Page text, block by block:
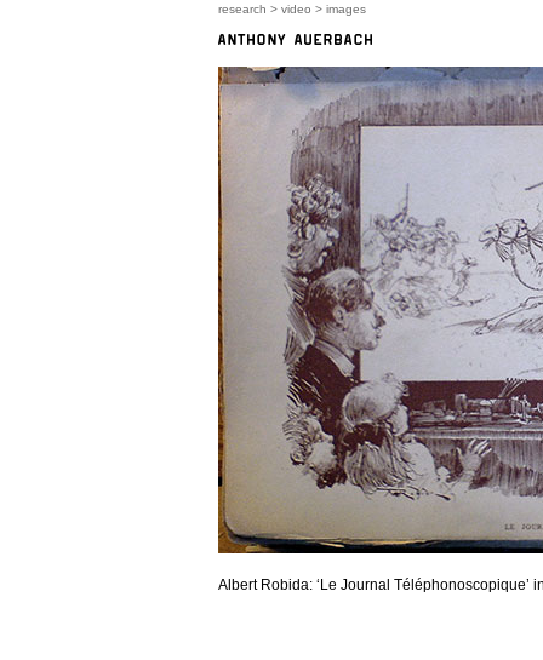
research > video > images
Albert Robida: ‘Le Journal Téléphonoscopique’